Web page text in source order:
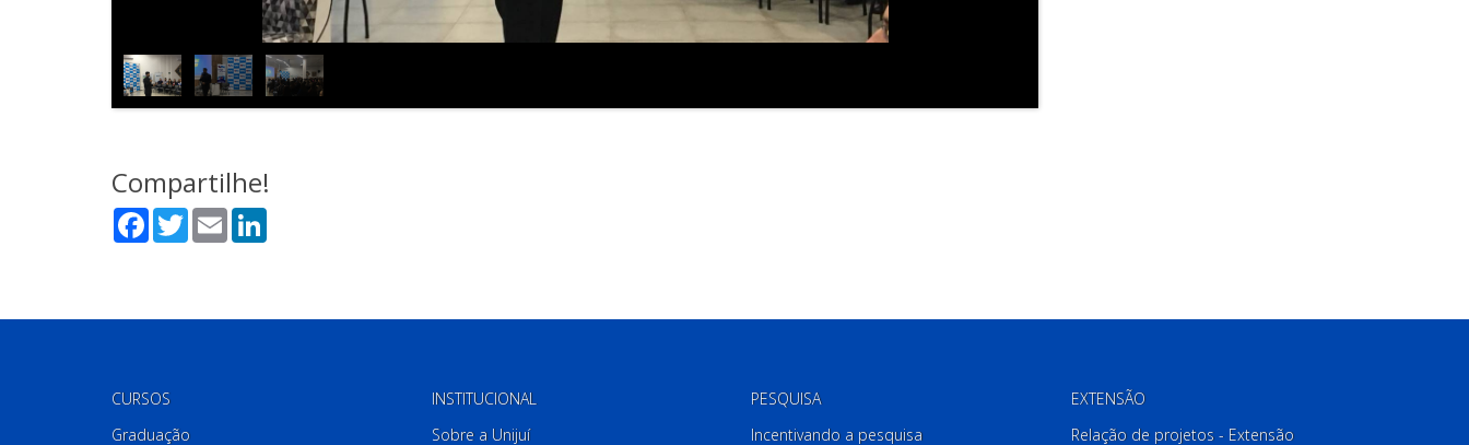
Compartilhe!
Facebook
TwitterEmail
CURSOS
Graduação
INSTITUCIONAL
Sobre a Unijuí
PESQUISA
Incentivando a pesquisa
EXTENSÃO
Relação de projetos - Extensão